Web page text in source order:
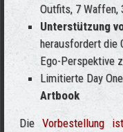
Outfits, 7 Waffen,
Unterstützung
herausfordert die
Ego-Perspektive
Limitierte Day
Artbook
DieVorbestellung